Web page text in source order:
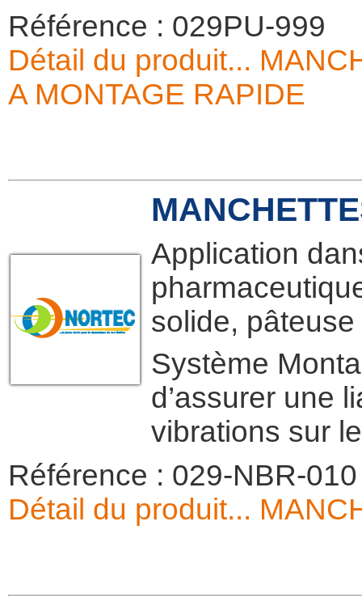
Référence : 029PU-999
Détail du produit...
A MONTAGE RAPIDE
Application
solide,
Système
d’assurer une
vibrations sur
Référence : 029-NBR-010
Détail du produit...